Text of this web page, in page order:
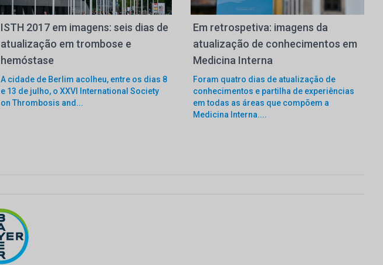
ISTH 2017 em imagens: seis dias de
atualização em trombose e
hemóstase
A cidade de Berlim acolheu, entre os dias 8
e 13 de julho, o XXVI International Society
on Thrombosis and...
Em retrospetiva: imagens da
atualização de conhecimentos em
Medicina Interna
Foram quatro dias de atualização de
conhecimentos e partilha de experiências
em todas as áreas que compõem a
Medicina Interna....